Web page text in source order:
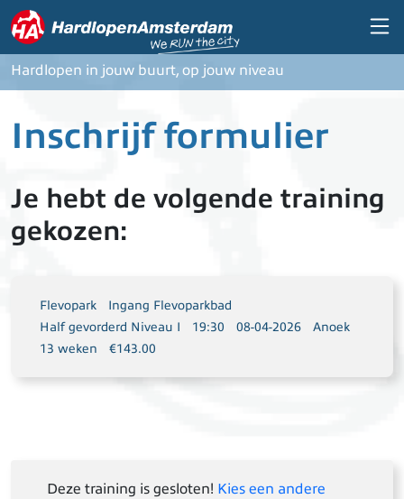
Overslaan en naar de inhoud gaan
Hardlopen in jouw buurt, op jouw niveau
Inschrijf formulier
Je hebt de volgende training
gekozen:
Flevopark
Ingang Flevoparkbad
Half gevorderd Niveau I
19:30 08-04-2026
Anoek
13 weken
€143.00
Deze training is gesloten! Kies een andere